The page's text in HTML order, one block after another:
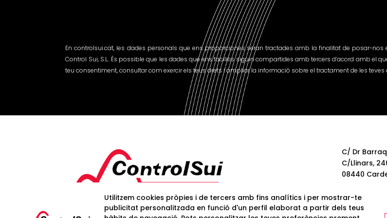
En controlsui.cat, les dades personals que ens proporciones seran tractades amb la finalitat de posar-
Control Sui, S.L.. És possible que les dades que ens facilitis siguin compartides amb tercers d’acord amb el
teu consentiment, consultar com exercir els teus drets i ampliar la informació sobre el tractament de les teves
C/ Dr
C/Llinars,
08440
Utilitzem cookies pròpies i de tercers amb fins analítics i per mostrar-te
publicitat personalitzada en funció d'un perfil elaborat a partir dels teus